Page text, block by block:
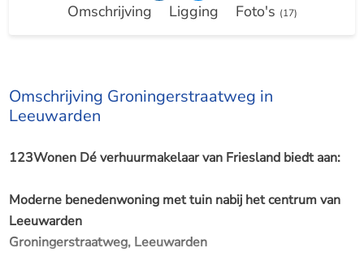
Omschrijving Ligging Foto's (17)
Omschrijving Groningerstraatweg in
Leeuwarden
123Wonen Dé verhuurmakelaar van Friesland biedt aan:
Moderne benedenwoning met tuin nabij het centrum van
Leeuwarden
Groningerstraatweg, Leeuwarden